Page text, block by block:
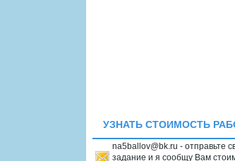
УЗНАТЬ СТОИМОСТЬ
na5ballov@bk.ru - отправьте
задание и я сообщу Вам